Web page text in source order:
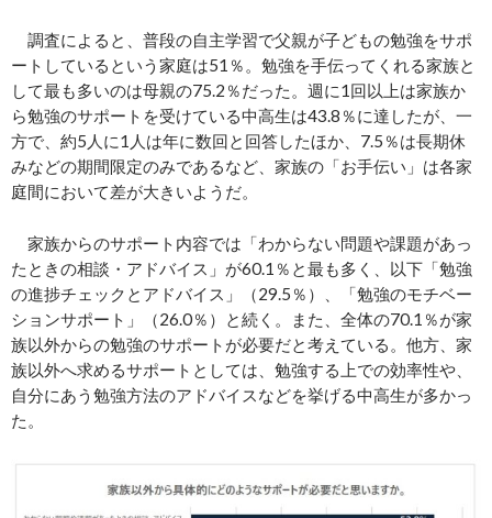
調査によると、普段の自主学習で父親が子どもの勉強をサポ
ートしているという家庭は51％。勉強を手伝ってくれる家族と
して最も多いのは母親の75.2％だった。週に1回以上は家族か
ら勉強のサポートを受けている中高生は43.8％に達したが、一
方で、約5人に1人は年に数回と回答したほか、7.5％は長期休
みなどの期間限定のみであるなど、家族の「お手伝い」は各家
庭間において差が大きいようだ。
家族からのサポート内容では「わからない問題や課題があっ
たときの相談・アドバイス」が60.1％と最も多く、以下「勉強
の進捗チェックとアドバイス」（29.5％）、「勉強のモチベー
ションサポート」（26.0％）と続く。また、全体の70.1％が家
族以外からの勉強のサポートが必要だと考えている。他方、家
族以外へ求めるサポートとしては、勉強する上での効率性や、
自分にあう勉強方法のアドバイスなどを挙げる中高生が多かっ
た。